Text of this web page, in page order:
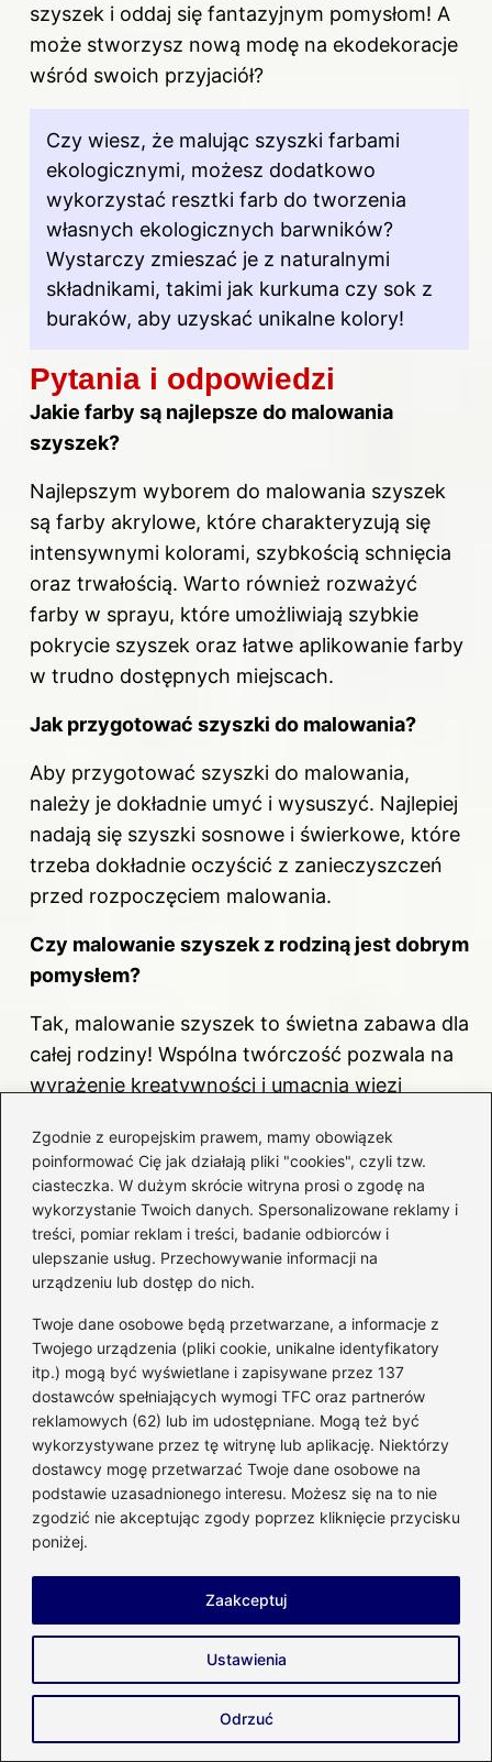
Zgodnie z europejskim prawem, mamy obowiązek
poinformować Cię jak działają pliki "cookies", czyli tzw.
ciasteczka. W dużym skrócie witryna prosi o zgodę na
wykorzystanie Twoich danych. Spersonalizowane reklamy i
treści, pomiar reklam i treści, badanie odbiorców i
ulepszanie usług. Przechowywanie informacji na
urządzeniu lub dostęp do nich.
Twoje dane osobowe będą przetwarzane, a informacje z
Twojego urządzenia (pliki cookie, unikalne identyfikatory
itp.) mogą być wyświetlane i zapisywane przez 137
dostawców spełniających wymogi TFC oraz partnerów
reklamowych (62) lub im udostępniane. Mogą też być
wykorzystywane przez tę witrynę lub aplikację. Niektórzy
dostawcy mogę przetwarzać Twoje dane osobowe na
podstawie uzasadnionego interesu. Możesz się na to nie
zgodzić nie akceptując zgody poprzez kliknięcie przycisku
poniżej.
Ustawienia
Odrzuć
Zaakceptuj
szyszek i oddaj się fantazyjnym pomysłom! A
może stworzysz nową modę na ekodekoracje
wśród swoich przyjaciół?
Czy wiesz, że malując szyszki farbami
ekologicznymi, możesz dodatkowo
wykorzystać resztki farb do tworzenia
własnych ekologicznych barwników?
Wystarczy zmieszać je z naturalnymi
składnikami, takimi jak kurkuma czy sok z
buraków, aby uzyskać unikalne kolory!
Pytania i odpowiedzi
Jakie farby są najlepsze do malowania
szyszek?
Najlepszym wyborem do malowania szyszek
są farby akrylowe, które charakteryzują się
intensywnymi kolorami, szybkością schnięcia
oraz trwałością. Warto również rozważyć
farby w sprayu, które umożliwiają szybkie
pokrycie szyszek oraz łatwe aplikowanie farby
w trudno dostępnych miejscach.
Jak przygotować szyszki do malowania?
Aby przygotować szyszki do malowania,
należy je dokładnie umyć i wysuszyć. Najlepiej
nadają się szyszki sosnowe i świerkowe, które
trzeba dokładnie oczyścić z zanieczyszczeń
przed rozpoczęciem malowania.
Czy malowanie szyszek z rodziną jest dobrym
pomysłem?
Tak, malowanie szyszek to świetna zabawa dla
całej rodziny! Wspólna twórczość pozwala na
wyrażenie kreatywności i umacnia więzi
Dlaczego warto stosować ekologicznefarby
do malowaniaszyszek?
Ekologiczne farby są bezpieczne dla dzieci i
zwierząt, ponieważ nie wydzielają szkodliwych
tworząc jednocześnie piękne dekoracje.
Jakie techniki malowania szyszek warto
wypróbować?
Warto wypróbować różne techniki, takie jak
malowanie pędzlem, które pozwala na
precyzyjne wzory, oraz malowanie sprayem,
które jest idealne do szybkiego pokrywania
powierzchni. Możliwości jest wiele, więc
eksperymentowanie z efektami ombre i
metalicznymi farbami może dać zadziwiające
rezultaty!